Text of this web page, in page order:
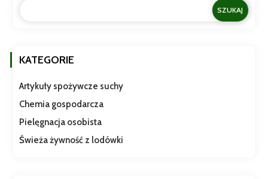
KATEGORIE
Artykuły spożywcze suchy
Chemia gospodarcza
Pielęgnacja osobista
Świeża żywność z lodówki